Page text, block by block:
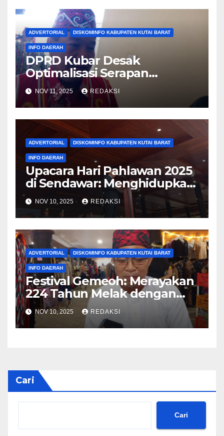
ADVERTORIAL DISKOMINFO KABUPATEN KUTAI BARAT
INFO DAERAH
DPRD Kubar Desak
Optimalisasi Serapan
Anggaran, Dorong OPD
Ambil Inisiatif Pembangunan
NOV 11, 2025 REDAKSI
ADVERTORIAL DISKOMINFO KABUPATEN KUTAI BARAT
INFO DAERAH
Upacara Hari Pahlawan 2025
di Sendawar: Menghidupkan
Spirit Juang dan Patriotisme
Kontemporer
NOV 10, 2025 REDAKSI
ADVERTORIAL DISKOMINFO KABUPATEN KUTAI BARAT
INFO DAERAH
Festival Gemeoh: Merayakan
224 Tahun Melak dengan
Semangat Budaya Pesisir
NOV 10, 2025 REDAKSI
Cari
Cari